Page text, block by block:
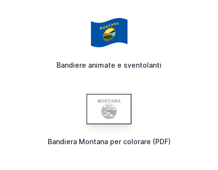
Bandiere animate e sventolanti
Bandiera Montana per colorare (PDF)